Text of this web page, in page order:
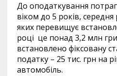
До оподаткування
віком до 5 років,
яких перевищує
році це понад 3,2 млн
встановлено фіксовану
податку – 25 тис. грн на
автомобіль.